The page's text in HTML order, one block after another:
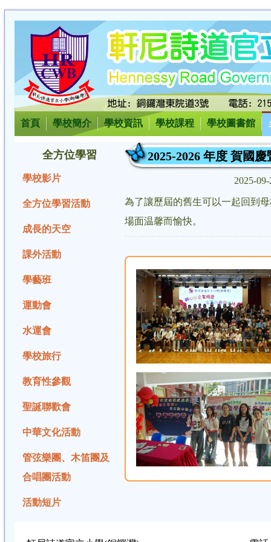
首頁 學校簡介 學校資訊 學校課程 學校圖書館
全方位學習
學校影片
全方位學習活動
成長的天空
課外活動
學藝班
運動會
水運會
學校旅行
教育性參觀
聖誕聯歡會
中華文化活動
管弦樂團、木笛團及
合唱團活動
活動短片
2025-2026 年度 賀國
2025-
為了讓歷屆的舊生可以一起回到
場面温馨而愉快。